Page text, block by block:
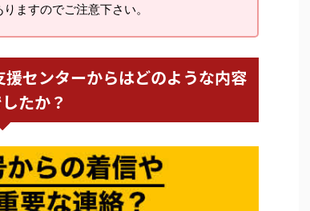
ますのでご注意下さい。
センターからはどのような内容
たか？